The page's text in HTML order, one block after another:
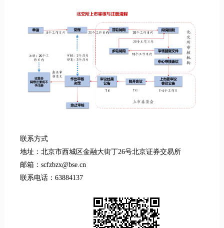
联系方式
地址：北京市西城区金融大街丁26号北京证券交易所
邮箱：scfzbzx@bse.cn
联系电话：63884137